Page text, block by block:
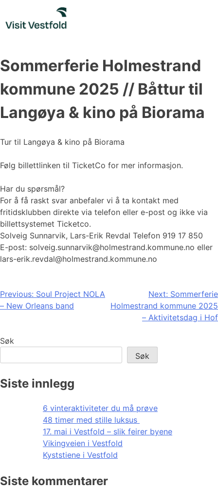
content
Sommerferie Holmestrand
kommune 2025 // Båttur til
Langøya & kino på Biorama
Tur til Langøya & kino på Biorama
Følg billettlinken til TicketCo for mer informasjon.
Har du spørsmål?
For å få raskt svar anbefaler vi å ta kontakt med
fritidsklubben direkte via telefon eller e-post og ikke via
billettsystemet Ticketco.
Solveig Sunnarvik, Lars-Erik Revdal Telefon 919 17 850
E-post: solveig.sunnarvik@holmestrand.kommune.no eller
lars-erik.revdal@holmestrand.kommune.no
Innleggsnavigasjon
Previous: Soul Project NOLA
– New Orleans band
Next: Sommerferie
Holmestrand kommune 2025
– Aktivitetsdag i Hof
Søk
Søk
Siste innlegg
6 vinteraktiviteter du må prøve
48 timer med stille luksus
17. mai i Vestfold – slik feirer byene
Vikingveien i Vestfold
Kyststiene i Vestfold
Siste kommentarer